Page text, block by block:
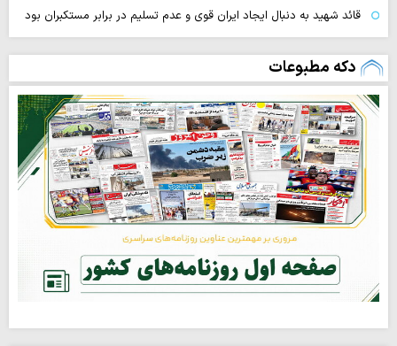
قائد شهید به دنبال ایجاد ایران قوی و عدم تسلیم در برابر مستکبران بود
دکه مطبوعات